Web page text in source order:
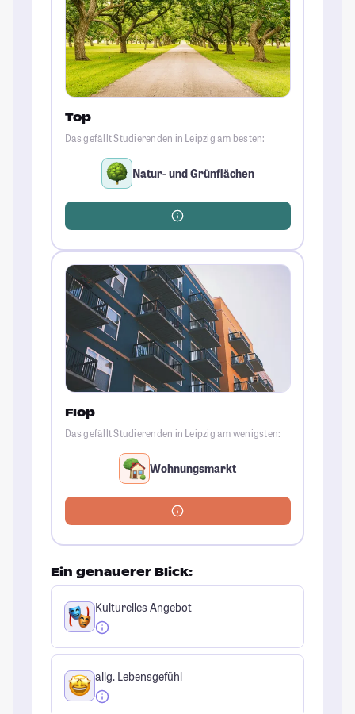
Top
Das gefällt Studierenden in Leipzig am besten:
Natur- und Grünflächen
Flop
Das gefällt Studierenden in Leipzig am wenigsten:
Wohnungsmarkt
Ein genauerer Blick:
Kulturelles Angebot
allg. Lebensgefühl